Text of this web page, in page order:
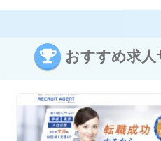
おすすめ求